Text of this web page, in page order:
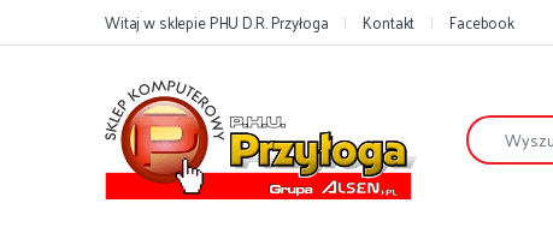
Przejdź do nawigacji
Przejdź do treściWitaj w sklepie PHU D.R. Przyłoga Kontakt Facebook
Szukaj: